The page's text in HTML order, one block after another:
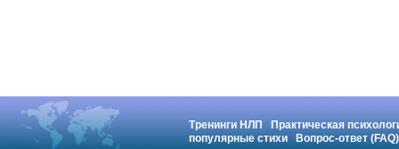
Тренинги НЛП
Практическая
популярные стихи
Вопрос-ответ (FAQ)